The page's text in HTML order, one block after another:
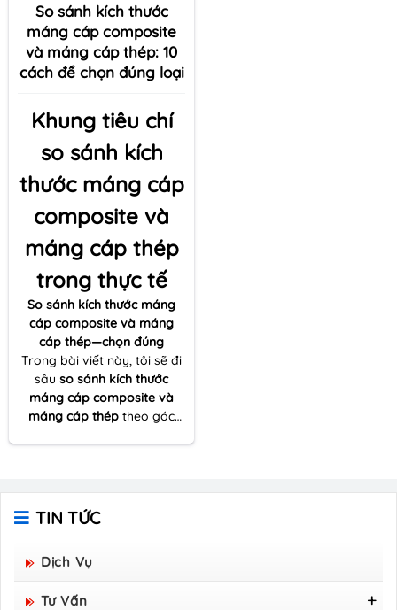
So sánh kích thước
máng cáp composite
và máng cáp thép: 10
cách để chọn đúng loại
Khung tiêu chí
so sánh kích
thước máng cáp
composite và
máng cáp thép
trong thực tế
So sánh kích thước máng
cáp composite và máng
cáp thép—chọn đúng
Trong bài viết này, tôi sẽ đi
sâu so sánh kích thước
máng cáp composite và
máng cáp thép theo góc
khảo sát tuyến cáp đến tối
ưu vật tư và đảm bảo kỹ
thuật vận hành lâu dài.
TIN TỨC
Dịch Vụ
Tư Vấn